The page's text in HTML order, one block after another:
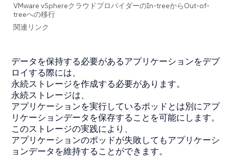
VMware vSphereクラウドプロバイダーのIn-treeからOut-of-
treeへの移行
関連リンク
データを保持する必要があるアプリケーションをデプ
ロイする際には、
永続ストレージを作成する必要があります。
永続ストレージは、
アプリケーションを実行しているポッドとは別にアプ
リケーションデータを保存することを可能にします。
このストレージの実践により、
アプリケーションのポッドが失敗してもアプリケーシ
ョンデータを維持することができます。